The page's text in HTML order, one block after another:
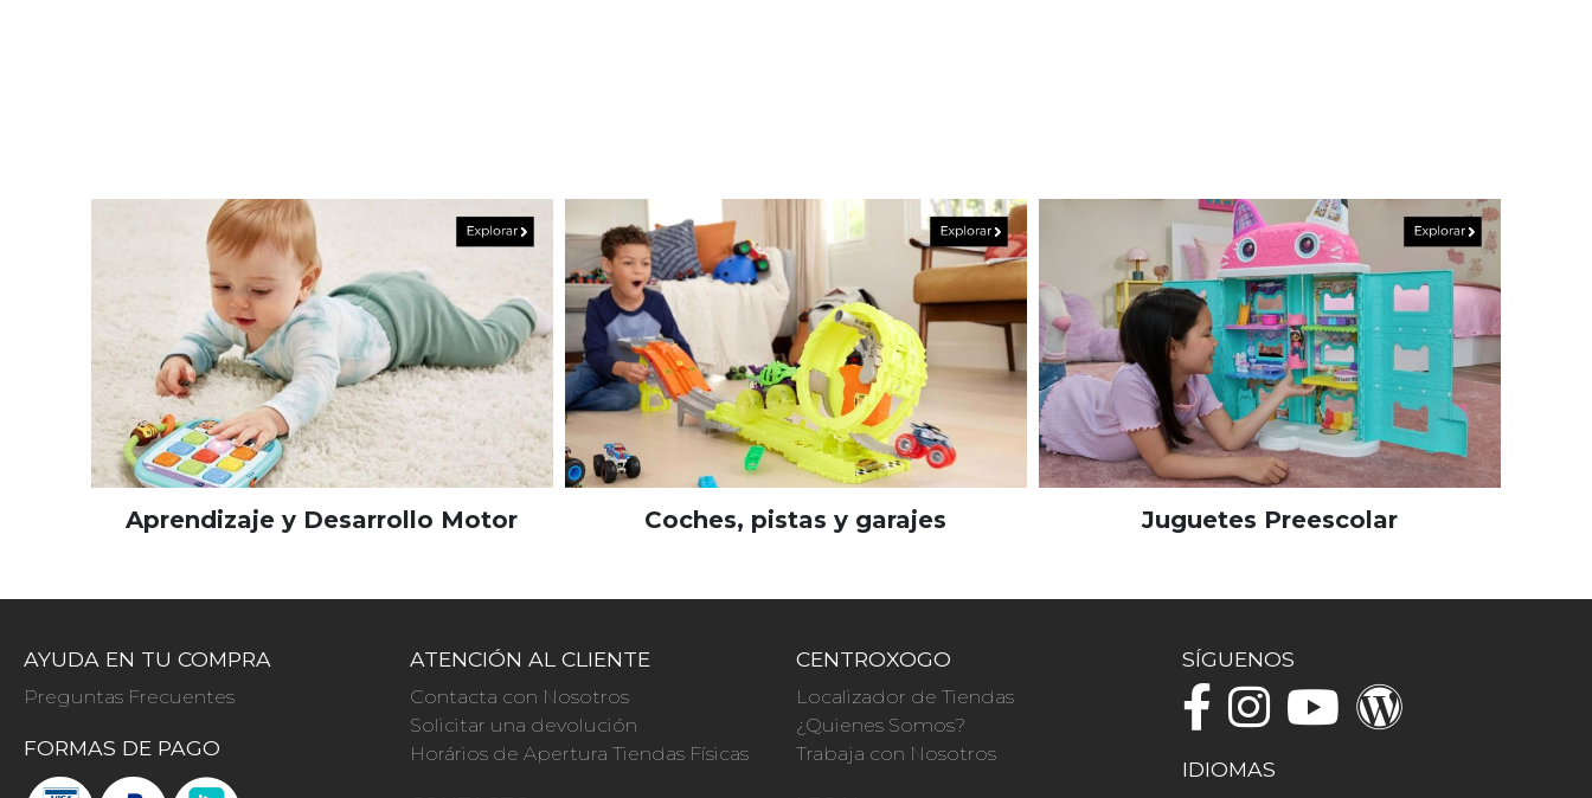
Aprendizaje y Desarrollo Motor Coches, pistas y garajes Juguetes Preescolar
AYUDA EN TU COMPRA
Preguntas Frecuentes
FORMAS DE PAGO
ATENCIÓN AL CLIENTE
Contacta con Nosotros
Solicitar una devolución
Horários de Apertura Tiendas Físicas
CENTROXOGO
Localizador de Tiendas
¿Quienes Somos?
Trabaja con Nosotros
SÍGUENOS
IDIOMAS